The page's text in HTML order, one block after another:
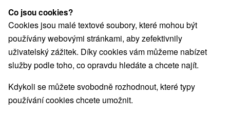
Vyberte typ pobytu
Počet dospělých
Počet dětí
Příjezd - Odjezd
Co jsou cookies?
Cookies jsou malé textové soubory, které mohou být
používány webovými stránkami, aby zefektivnily
uživatelský zážitek. Díky cookies vám můžeme nabízet
služby podle toho, co opravdu hledáte a chcete najít.
Kdykoli se můžete svobodně rozhodnout, které typy
používání cookies chcete umožnit.